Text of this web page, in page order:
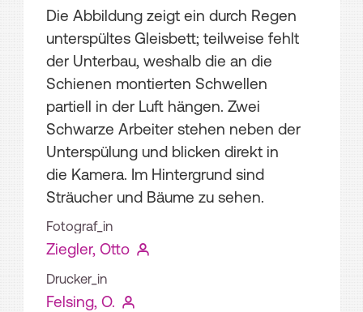
Die Abbildung zeigt ein durch Regen
unterspültes Gleisbett; teilweise fehlt
der Unterbau, weshalb die an die
Schienen montierten Schwellen
partiell in der Luft hängen. Zwei
Schwarze Arbeiter stehen neben der
Unterspülung und blicken direkt in
die Kamera. Im Hintergrund sind
Sträucher und Bäume zu sehen.
Fotograf_in
Ziegler, Otto
Drucker_in
Felsing, O.